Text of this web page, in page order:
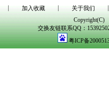
加入收藏 关于我们
Copyright(C)
交换友链联系QQ：
粤ICP备